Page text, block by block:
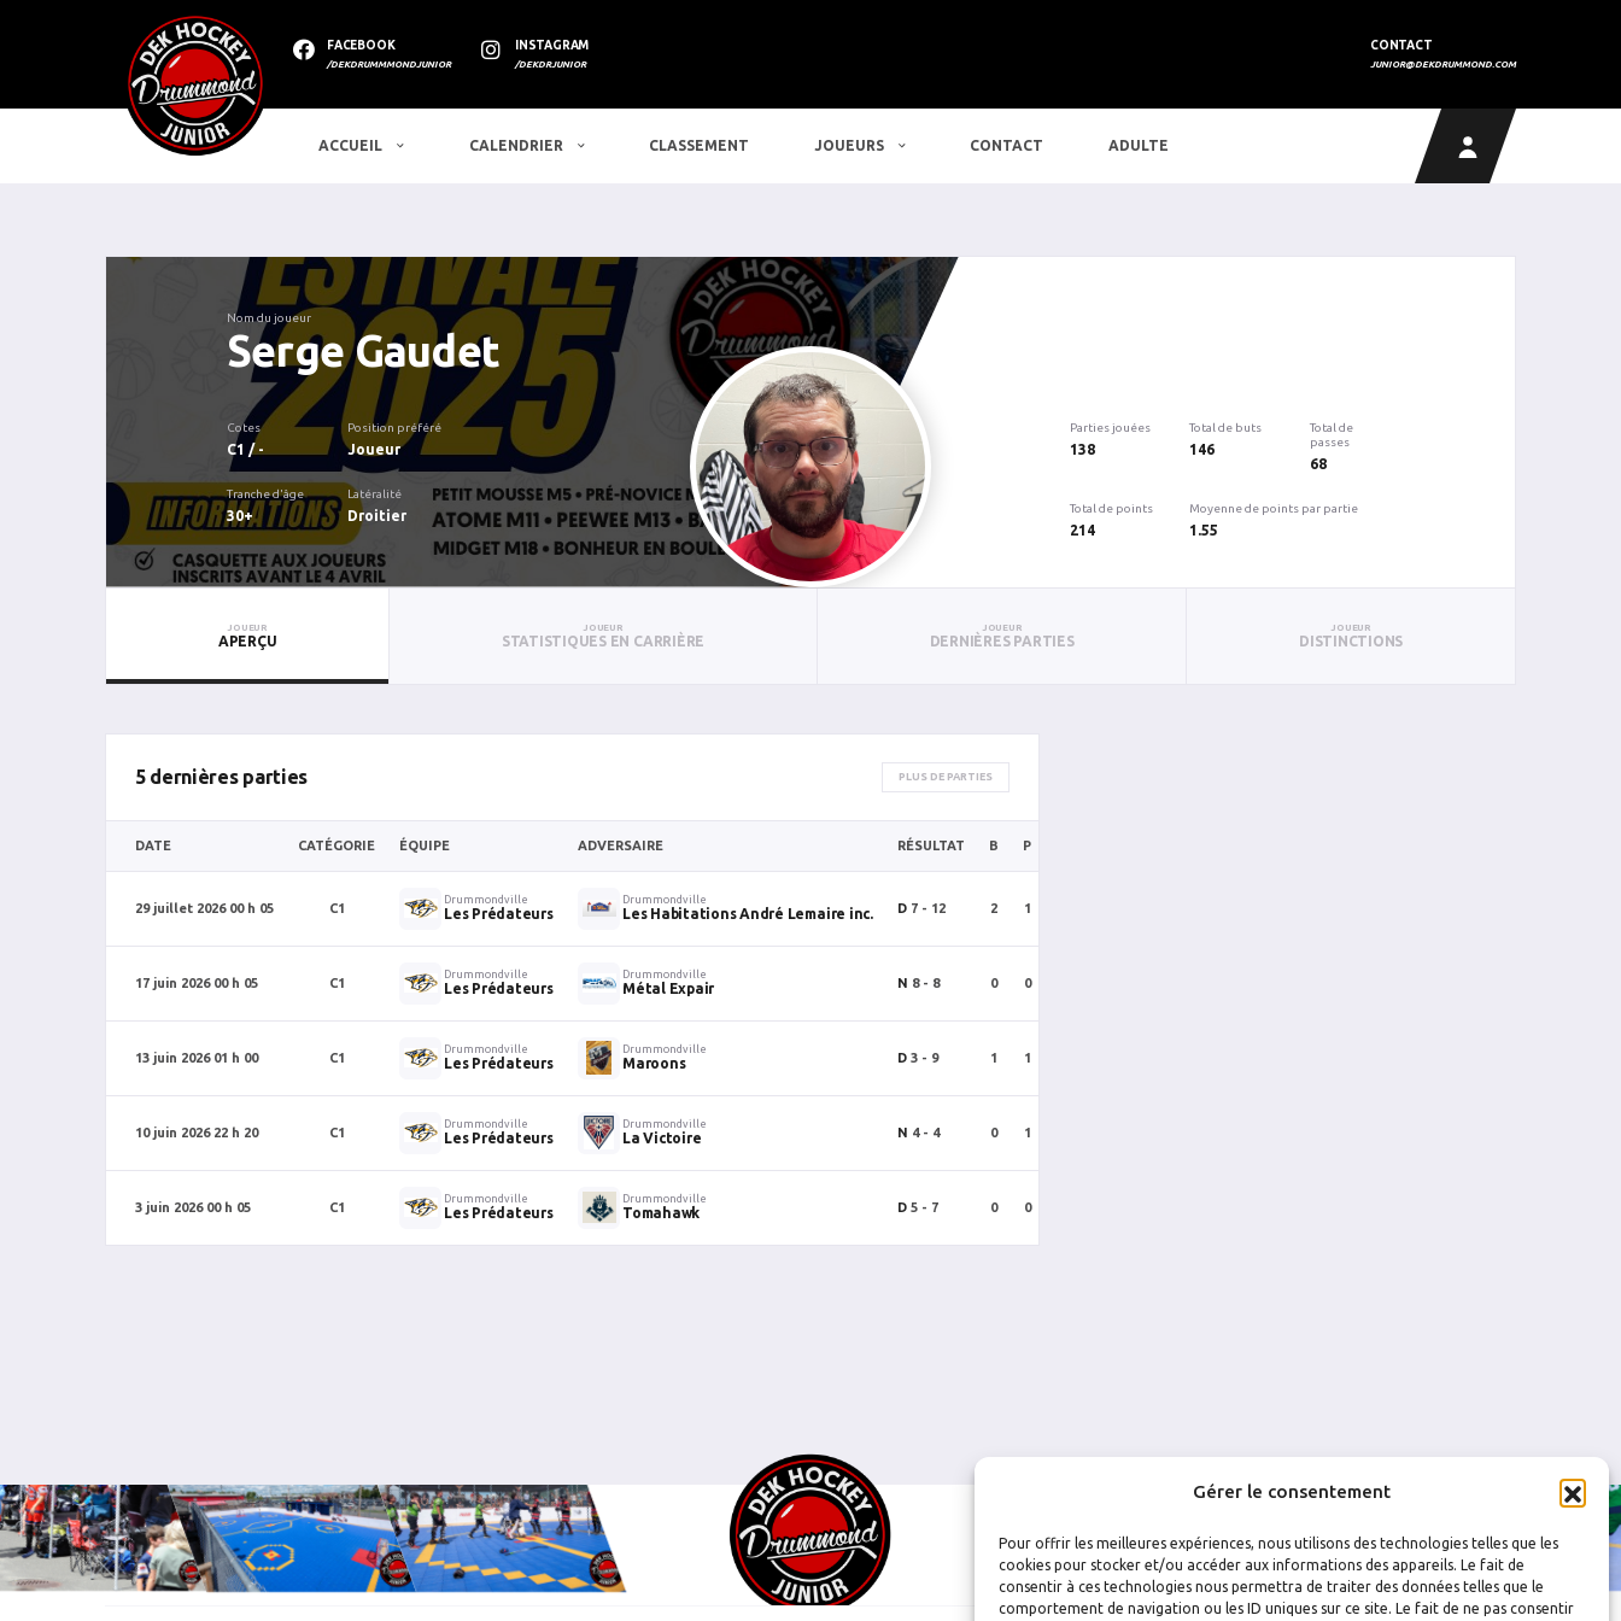
Gérer le consentement
Pour offrir les meilleures expériences, nous utilisons des technologies telles que les
cookies pour stocker et/ou accéder aux informations des appareils. Le fait de
consentir à ces technologies nous permettra de traiter des données telles que le
comportement de navigation ou les ID uniques sur ce site. Le fait de ne pas consentir
FACEBOOK
/DEKDRUMMMONDJUNIOR
INSTAGRAM
/DEKDRJUNIOR
CONTACT
JUNIOR@DEKDRUMMOND.COM
ACCUEIL CALENDRIER CLASSEMENT JOUEURS CONTACT ADULTE
Nom du joueur
Serge Gaudet
Cotes
C1 / -
Position préféré
Joueur
Tranche d'âge
30+
Latéralité
Droitier
Parties jouées
138
Total de buts
146
Total de
passes
68
Total de points
214
Moyenne de points par partie
1.55
JOUEUR
APERÇU
JOUEUR
STATISTIQUES EN CARRIÈRE
JOUEUR
DERNIÈRES PARTIES
JOUEUR
DISTINCTIONS
5 dernières parties PLUS DE PARTIES
DATE CATÉGORIE ÉQUIPE ADVERSAIRE RÉSULTAT B P
29 juillet 2026 00 h 05 C1
Drummondville
Les Prédateurs
Drummondville
Les Habitations André Lemaire inc. D 7 - 12 2 1
17 juin 2026 00 h 05 C1
Drummondville
Les Prédateurs
Drummondville
Métal Expair N 8 - 8 0 0
13 juin 2026 01 h 00 C1
Drummondville
Les Prédateurs
Drummondville
Maroons D 3 - 9 1 1
10 juin 2026 22 h 20 C1
Drummondville
Les Prédateurs
Drummondville
La Victoire N 4 - 4 0 1
3 juin 2026 00 h 05 C1
Drummondville
Les Prédateurs
Drummondville
Tomahawk D 5 - 7 0 0